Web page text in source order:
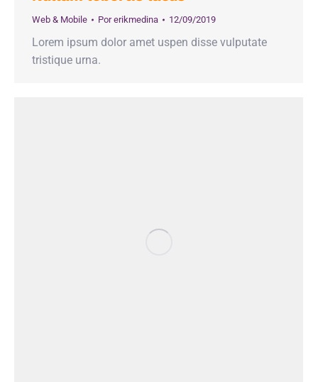
Web & Mobile Porerikmedina 12/09/2019
Lorem ipsum dolor amet uspen disse vulputate
tristique urna.